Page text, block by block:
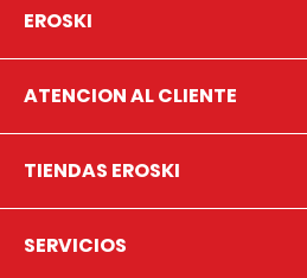
EROSKI
ATENCION AL CLIENTE
TIENDAS EROSKI
SERVICIOS